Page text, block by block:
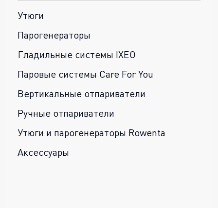
Утюги
Парогенераторы
Гладильные системы IXEO
Паровые системы Care For You
Вертикальные отпариватели
Ручные отпариватели
Утюги и парогенераторы Rowenta
Аксессуары